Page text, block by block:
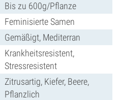
Bis zu 600g/Pflanze
Feminisierte Samen
Gemäßigt, Mediterran
Krankheitsresistent,
Stressresistent
Zitrusartig, Kiefer, Beere,
Pflanzlich